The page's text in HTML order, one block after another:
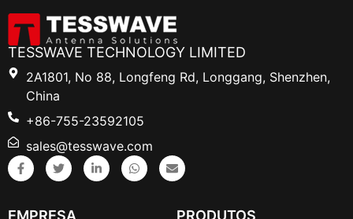
TESSWAVE TECHNOLOGY LIMITED
2A1801, No 88, Longfeng Rd, Longgang, Shenzhen,
China
+86-755-23592105
sales@tesswave.com
EMPRESA PRODUTOS